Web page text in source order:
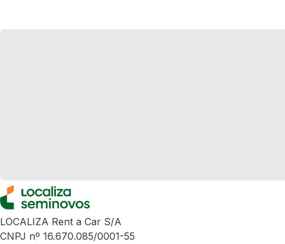
LOCALIZA Rent a Car S/A
CNPJ nº 16.670.085/0001-55